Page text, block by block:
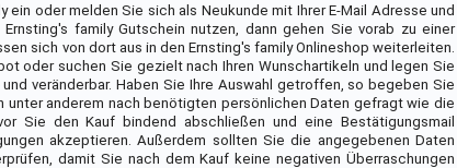
oder melden Sie sich als Neukunde mit Ihrer E-Mail Adresse und
family Gutschein nutzen, dann gehen Sie vorab zu einer
sich von dort aus in den Ernsting's family Onlineshop weiterleiten.
oder suchen Sie gezielt nach Ihren Wunschartikeln und legen Sie
veränderbar. Haben Sie Ihre Auswahl getroffen, so begeben Sie
anderem nach benötigten persönlichen Daten gefragt wie die
Sie den Kauf bindend abschließen und eine Bestätigungsmail
akzeptieren. Außerdem sollten Sie die angegebenen Daten
damit Sie nach dem Kauf keine negativen Überraschungen